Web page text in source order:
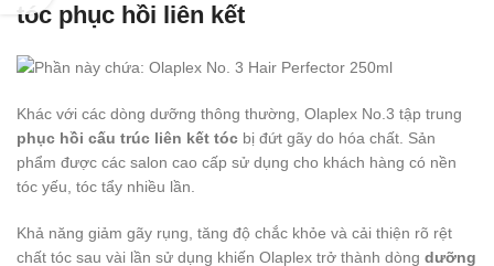
tóc phục hồi liên kết
Khác với các dòng dưỡng thông thường, Olaplex No.3 tập trung
phục hồi cấu trúc liên kết tóc bị đứt gãy do hóa chất. Sản
phẩm được các salon cao cấp sử dụng cho khách hàng có nền
tóc yếu, tóc tẩy nhiều lần.
Khả năng giảm gãy rụng, tăng độ chắc khỏe và cải thiện rõ rệt
chất tóc sau vài lần sử dụng khiến Olaplex trở thành dòng dưỡng